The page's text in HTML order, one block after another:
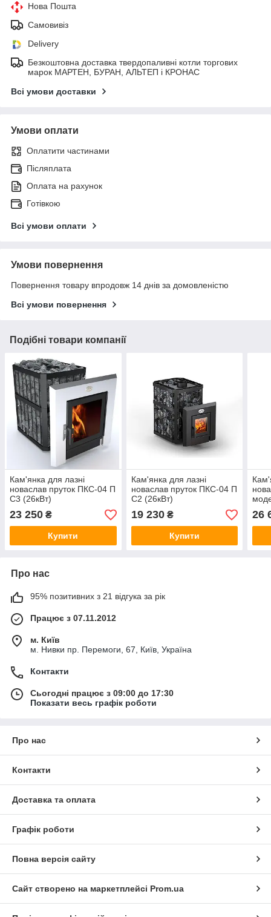
Нова Пошта
Самовивіз
Delivery
Безкоштовна доставка твердопаливні котли торгових
марок МАРТЕН, БУРАН, АЛЬТЕП і КРОНАС
Всі умови доставки
Умови оплати
Оплатити частинами
Післяплата
Оплата на рахунок
Готівкою
Всі умови оплати
Умови повернення
Повернення товару впродовж 14 днів за домовленістю
Всі умови повернення
Подібні товари компанії
Кам'янка для лазні
новаслав пруток ПКС-04 П
С3 (26кВт)
23 250 ₴
Купити
Кам'янка для лазні
новаслав пруток ПКС-04 П
С2 (26кВт)
19 230₴
Купити
26
Про нас
95% позитивних з 21 відгука за рік
Працює з 07.11.2012
м. Київ
м. Нивки пр. Перемоги, 67, Київ, Україна
Контакти
Сьогодні працює з 09:00 до 17:30
Показати весь графік роботи
Про нас
Контакти
Доставка та оплата
Графік роботи
Повна версія сайту
Сайт створено на маркетплейсі Prom.ua